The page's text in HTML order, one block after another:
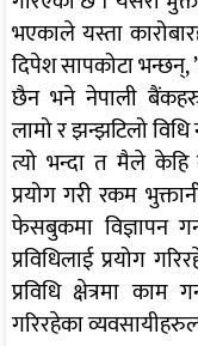
भएकाले यस्ता
दिपेश सापकोटा भन्छन्,
छैन भने नेपाली
लामो र झन्झटिलो
त्यो भन्दा त मैले
प्रयोग गरी रकम
फेसबुकमा विज्ञापन
प्रविधिलाई प्रयोग
प्रविधि क्षेत्रमा काम
गरिरहेका